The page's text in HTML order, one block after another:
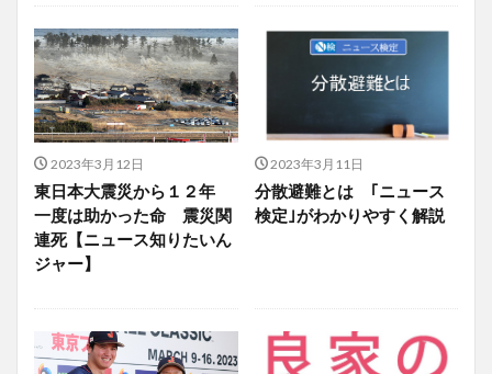
2023年3月12日
東日本大震災から１２年
一度は助かった命 震災関
連死【ニュース知りたいん
ジャー】
2023年3月11日
分散避難とは ｢ニュース
検定｣がわかりやすく解説